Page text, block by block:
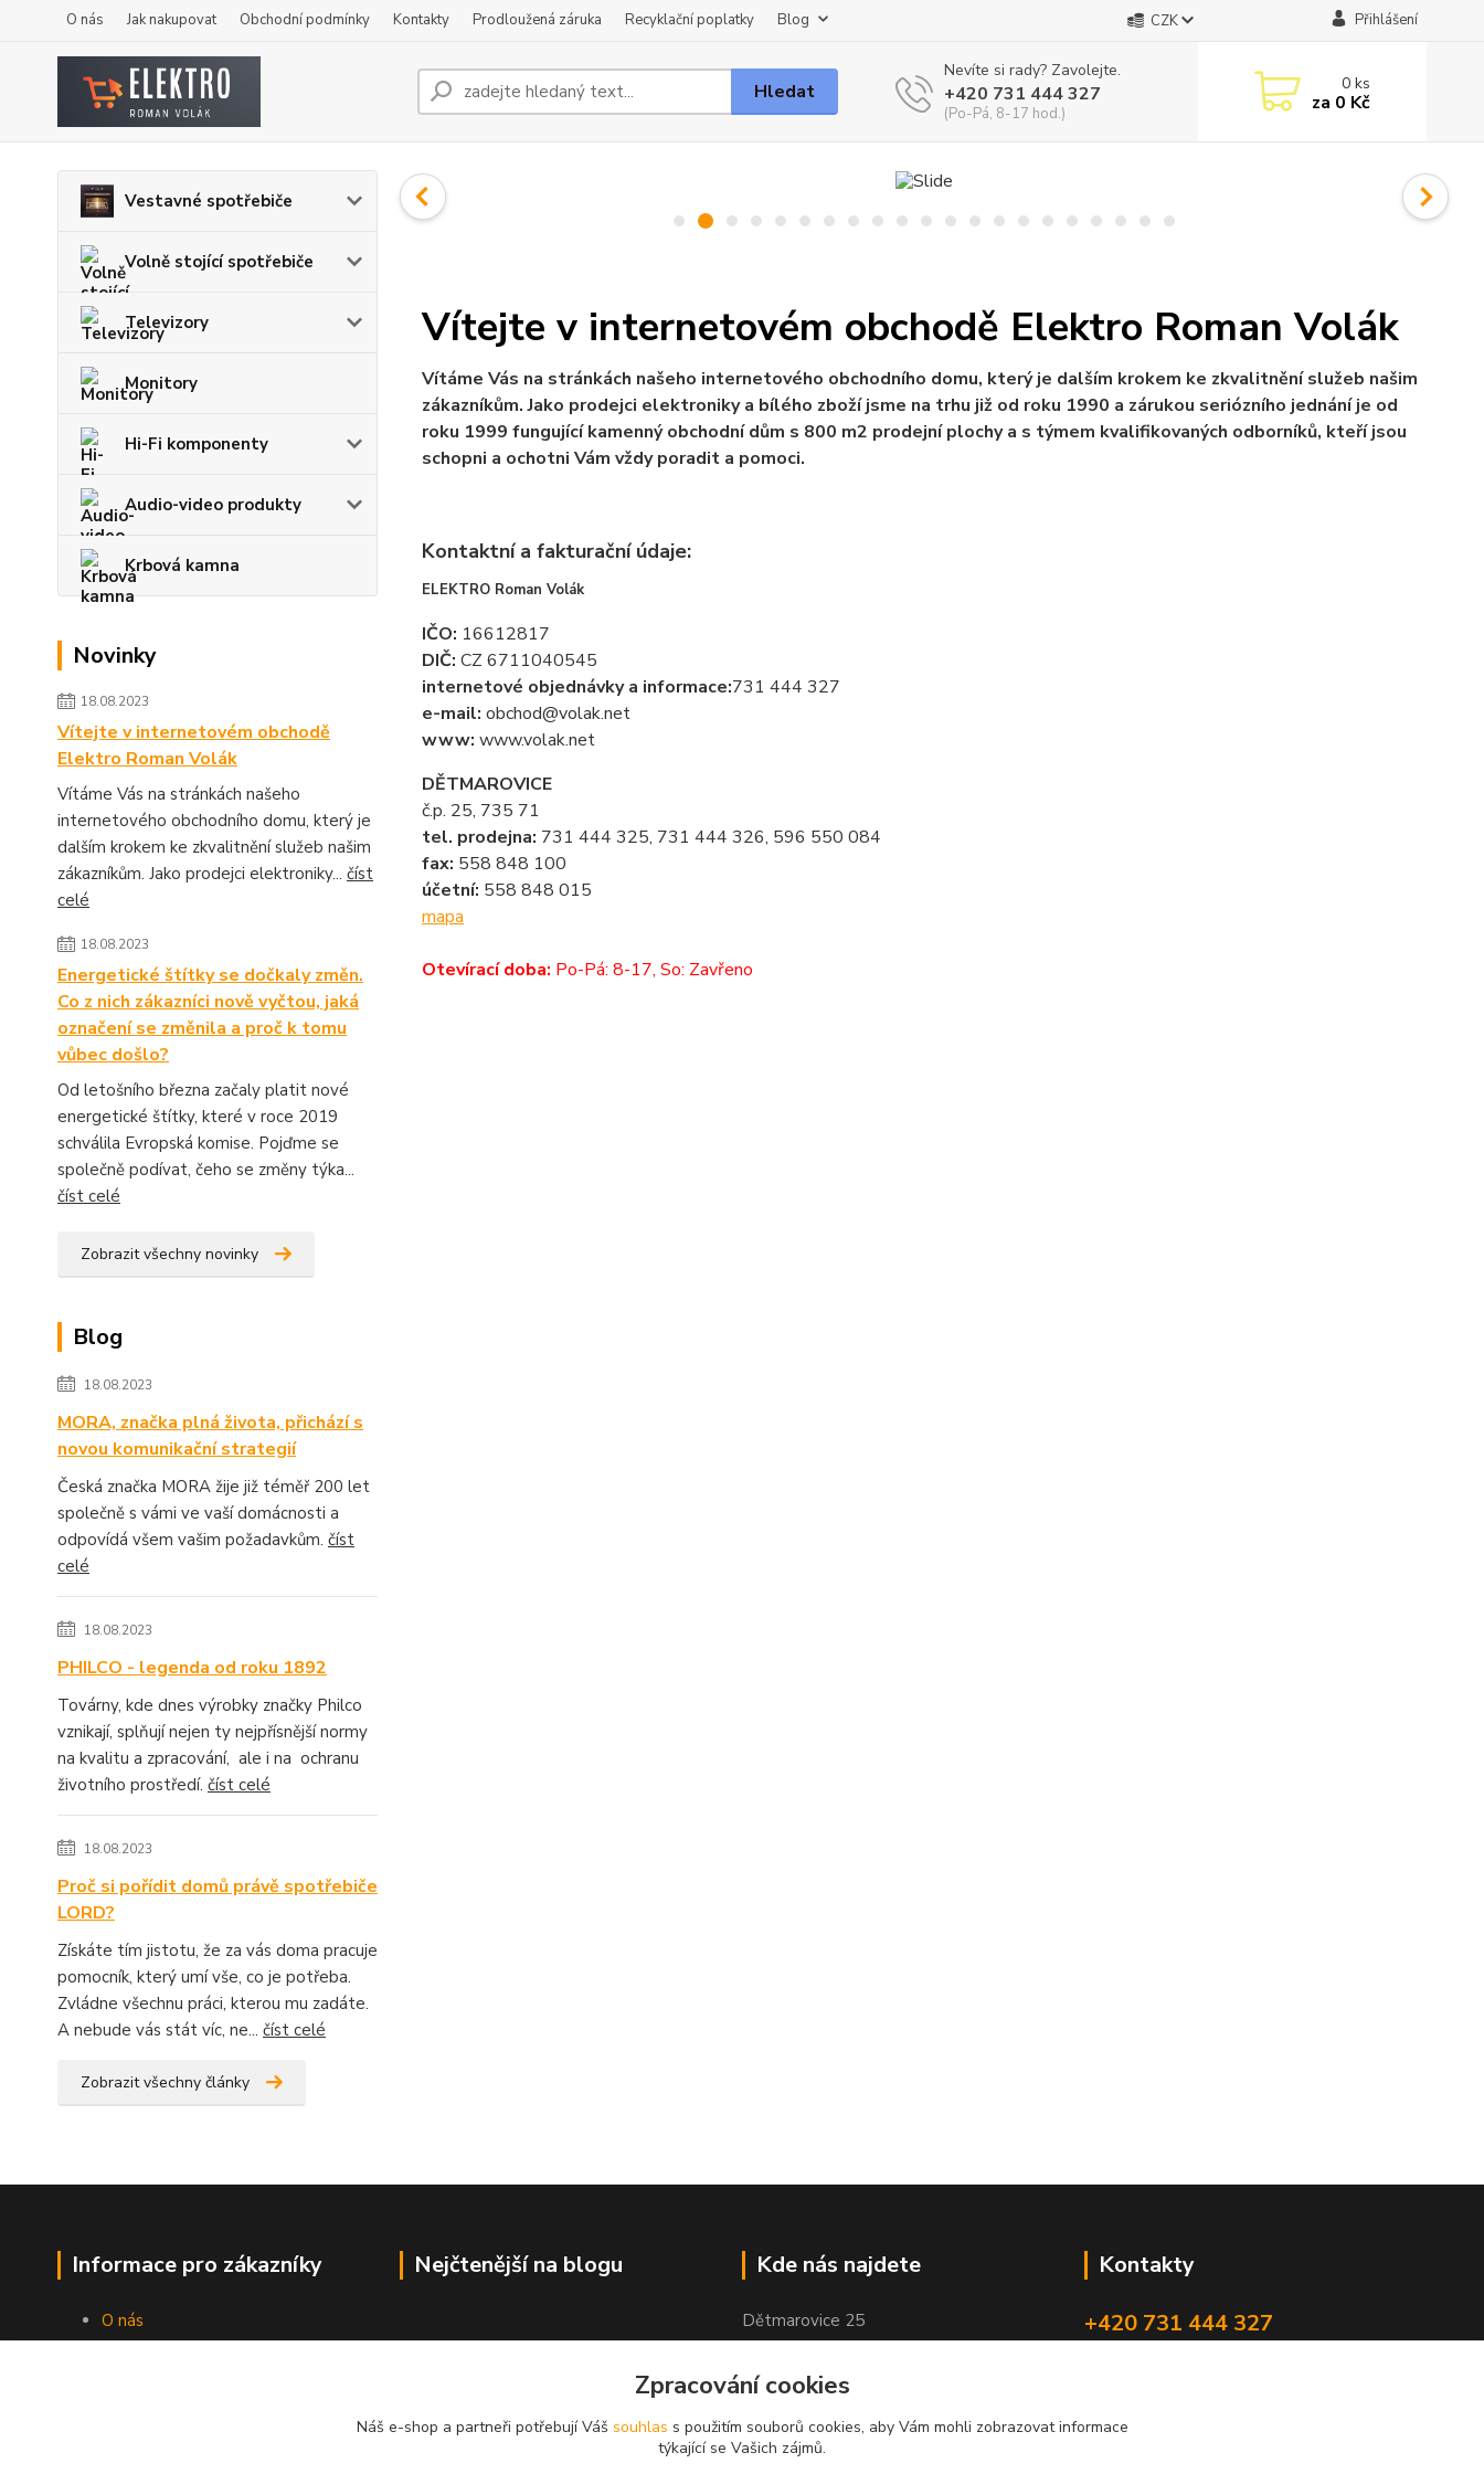
O nás Jak nakupovat Obchodní podmínky Kontakty Prodloužená záruka Recyklační poplatky Blog CZK Přihlášení
Hledat
Nevíte si rady? Zavolejte.
+420 731 444 327
(Po-Pá, 8-17 hod.)
0ks
za 0 Kč
Vestavné spotřebiče
Volně stojící spotřebiče
Televizory
Monitory
Hi-Fi komponenty
Audio-video produkty
Krbová kamna
Novinky
18.08.2023
Vítejte v internetovém obchodě
Elektro Roman Volák
Vítáme Vás na stránkách našeho
internetového obchodního domu, který je
dalším krokem ke zkvalitnění služeb našim
zákazníkům. Jako prodejci elektroniky... číst
celé
18.08.2023
Energetické štítky se dočkaly změn.
Co z nich zákazníci nově vyčtou, jaká
označení se změnila a proč k tomu
vůbec došlo?
Od letošního března začaly platit nové
energetické štítky, které v roce 2019
schválila Evropská komise. Pojďme se
společně podívat, čeho se změny týka...
číst celé
Zobrazit všechny novinky
Blog
18.08.2023
MORA, značka plná života, přichází s
novou komunikační strategií
Česká značka MORA žije již téměř 200 let
společně s vámi ve vaší domácnosti a
odpovídá všem vašim požadavkům. číst
celé
18.08.2023
PHILCO - legenda od roku 1892
Továrny, kde dnes výrobky značky Philco
vznikají, splňují nejen ty nejpřísnější normy
na kvalitu a zpracování, ale i na ochranu
životního prostředí. číst celé
18.08.2023
Proč si pořídit domů právě spotřebiče
LORD?
Získáte tím jistotu, že za vás doma pracuje
pomocník, který umí vše, co je potřeba.
Zvládne všechnu práci, kterou mu zadáte.
A nebude vás stát víc, ne... číst celé
Zobrazit všechny články
Vítejte v internetovém obchodě Elektro Roman Volák
Vítáme Vás na stránkách našeho internetového obchodního domu, který je dalším krokem ke zkvalitnění služeb našim
zákazníkům. Jako prodejci elektroniky a bílého zboží jsme na trhu již od roku 1990 a zárukou seriózního jednání je od
roku 1999 fungující kamenný obchodní dům s 800 m2 prodejní plochy a s týmem kvalifikovaných odborníků, kteří jsou
schopni a ochotni Vám vždy poradit a pomoci.
Kontaktní a fakturační údaje:
ELEKTRO Roman Volák
IČO: 16612817
DIČ: CZ 6711040545
internetové objednávky a informace:731 444 327
e-mail: obchod@volak.net
www: www.volak.net
DĚTMAROVICE
č.p. 25, 735 71
tel. prodejna: 731 444 325, 731 444 326, 596 550 084
fax: 558 848 100
účetní: 558 848 015
mapa
Otevírací doba: Po-Pá: 8-17, So: Zavřeno
Informace pro zákazníky
O nás
Jak nakupovat
Nejčtenější na blogu Kde nás najdete
Dětmarovice 25
Kontakty
+420 731 444 327
Zpracování cookies
Náš e-shop a partneři potřebují Váš souhlas s použitím souborů cookies, aby Vám mohli zobrazovat informace
týkající se Vašich zájmů.